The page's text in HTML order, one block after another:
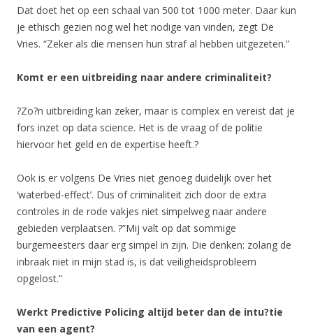
Dat doet het op een schaal van 500 tot 1000 meter. Daar kun
je ethisch gezien nog wel het nodige van vinden, zegt De
Vries. “Zeker als die mensen hun straf al hebben uitgezeten.”
Komt er een uitbreiding naar andere criminaliteit?
?Zo?n uitbreiding kan zeker, maar is complex en vereist dat je
fors inzet op data science. Het is de vraag of de politie
hiervoor het geld en de expertise heeft.?
Ook is er volgens De Vries niet genoeg duidelijk over het
‘waterbed-effect’. Dus of criminaliteit zich door de extra
controles in de rode vakjes niet simpelweg naar andere
gebieden verplaatsen. ?”Mij valt op dat sommige
burgemeesters daar erg simpel in zijn. Die denken: zolang de
inbraak niet in mijn stad is, is dat veiligheidsprobleem
opgelost.”
Werkt Predictive Policing altijd beter dan de intu?tie
van een agent?